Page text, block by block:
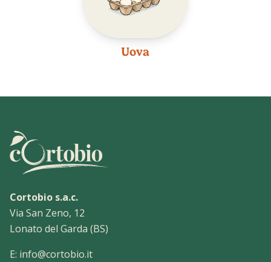
Uova
Cortobio s.a.c.
Via San Zeno, 12
Lonato del Garda (BS)
E: info@cortobio.it